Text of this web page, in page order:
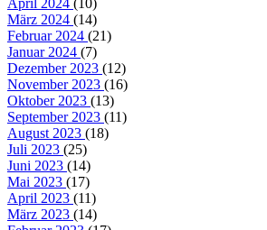
April 2024 (10)
März 2024 (14)
Februar 2024 (21)
Januar 2024 (7)
Dezember 2023 (12)
November 2023 (16)
Oktober 2023 (13)
September 2023 (11)
August 2023 (18)
Juli 2023 (25)
Juni 2023 (14)
Mai 2023 (17)
April 2023 (11)
März 2023 (14)